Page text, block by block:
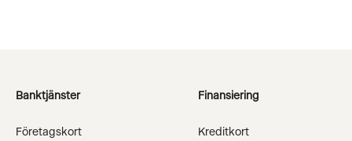
Banktjänster
Företagskort
Finansiering
Kreditkort